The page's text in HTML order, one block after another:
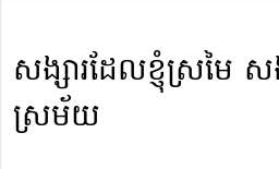
សង្សារដែលខ្ញុំស្រមៃ ស
ស្រម័យ